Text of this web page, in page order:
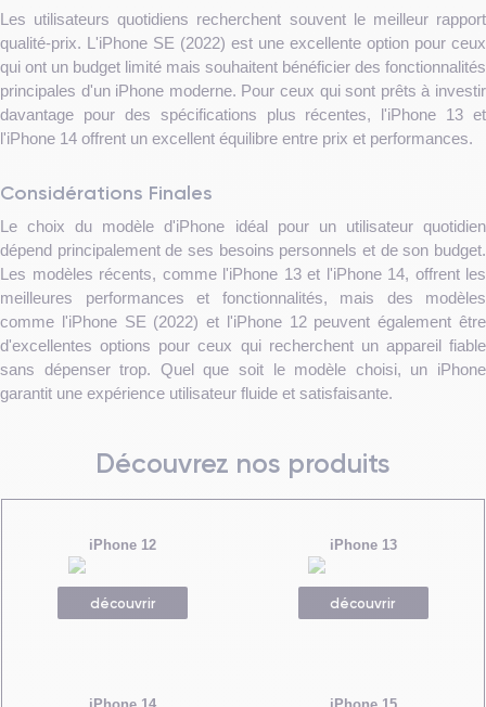
Les utilisateurs quotidiens recherchent souvent le meilleur rapport
qualité-prix. L'iPhone SE (2022) est une excellente option pour ceux
qui ont un budget limité mais souhaitent bénéficier des fonctionnalités
principales d'un iPhone moderne. Pour ceux qui sont prêts à investir
davantage pour des spécifications plus récentes, l'iPhone 13 et
l'iPhone 14 offrent un excellent équilibre entre prix et performances.
Considérations Finales
Le choix du modèle d'iPhone idéal pour un utilisateur quotidien
dépend principalement de ses besoins personnels et de son budget.
Les modèles récents, comme l'iPhone 13 et l'iPhone 14, offrent les
meilleures performances et fonctionnalités, mais des modèles
comme l'iPhone SE (2022) et l'iPhone 12 peuvent également être
d'excellentes options pour ceux qui recherchent un appareil fiable
sans dépenser trop. Quel que soit le modèle choisi, un iPhone
garantit une expérience utilisateur fluide et satisfaisante.
Découvrez nos produits
iPhone 12
découvrir
iPhone 13
découvrir